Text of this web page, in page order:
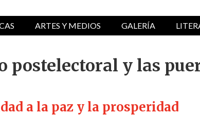
ARTES Y MEDIOS GALERÍA
postelectoral y las
a la paz y la prosperidad